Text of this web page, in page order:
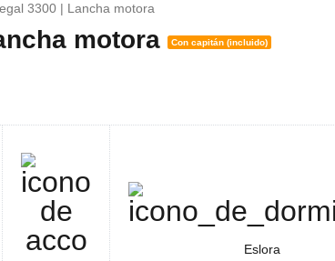
3300 | Lancha motora
motora Con capitán (incluido)
Eslora